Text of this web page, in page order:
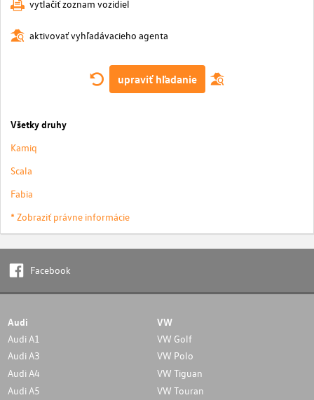
vytlačiť zoznam vozidiel
aktivovať vyhľadávacieho agenta
upraviť hľadanie
Všetky druhy
Kamiq
Scala
Fabia
* Zobraziť právne informácie
Facebook
Audi
Audi A1
Audi A3
Audi A4
Audi A5
VW
VW Golf
VW Polo
VW Tiguan
VW Touran